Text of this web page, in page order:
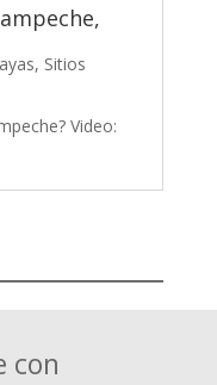
, Sitios
Video:
con